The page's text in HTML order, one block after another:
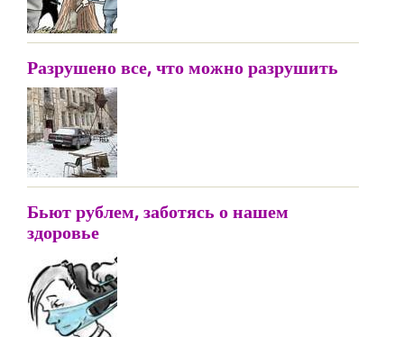
Разрушено все, что можно разрушить
Бьют рублем, заботясь о нашем
здоровье